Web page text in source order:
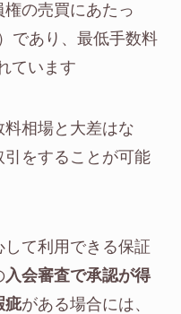
の売買にあたっ
であり、最低手数料
ています
相場と大差はな
引をすることが可能
して利用できる保証
入会審査で承認が得
疵がある場合には、